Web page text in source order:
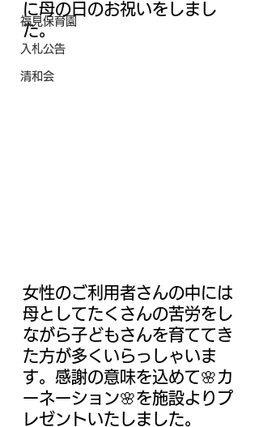
福見保育園
入札公告
清和会
に母の日のお祝いをしまし
た。
女性のご利用者さんの中には
母としてたくさんの苦労をし
ながら子どもさんを育ててき
た方が多くいらっしゃいま
す。感謝の意味を込めて🌸カ
ーネーション🌸を施設よりプ
レゼントいたしました。